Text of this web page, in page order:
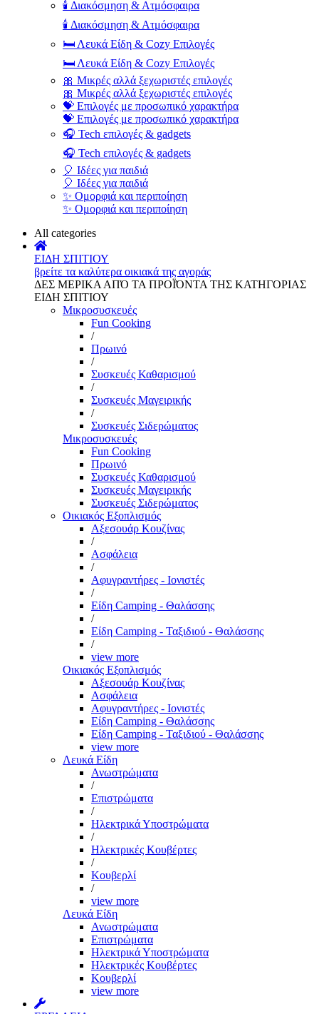
🕯️ Διακόσμηση & Ατμόσφαιρα
🕯️ Διακόσμηση & Ατμόσφαιρα
🛏️ Λευκά Είδη & Cozy Επιλογές
🛏️ Λευκά Είδη & Cozy Επιλογές
🎀 Μικρές αλλά ξεχωριστές επιλογές
🎀 Μικρές αλλά ξεχωριστές επιλογές
💝 Επιλογές με προσωπικό χαρακτήρα
💝 Επιλογές με προσωπικό χαρακτήρα
🎧 Tech επιλογές & gadgets
🎧 Tech επιλογές & gadgets
🎈 Ιδέες για παιδιά
🎈 Ιδέες για παιδιά
✨ Ομορφιά και περιποίηση
✨ Ομορφιά και περιποίηση
All categories
ΕΙΔΗ ΣΠΙΤΙΟΥ
βρείτε τα καλύτερα οικιακά της αγοράς
ΔΕΣ ΜΕΡΙΚΑ ΑΠΌ ΤΑ ΠΡΟΪΌΝΤΑ ΤΗΣ ΚΑΤΗΓΟΡΙΑΣ
ΕΙΔΗ ΣΠΙΤΙΟΥ
Μικροσυσκευές
Fun Cooking
/
Πρωινό
/
Συσκευές Καθαρισμού
/
Συσκευές Μαγειρικής
/
Συσκευές Σιδερώματος
Μικροσυσκευές
Fun Cooking
Πρωινό
Συσκευές Καθαρισμού
Συσκευές Μαγειρικής
Συσκευές Σιδερώματος
Οικιακός Εξοπλισμός
Αξεσουάρ Κουζίνας
/
Ασφάλεια
/
Αφυγραντήρες - Ιονιστές
/
Είδη Camping - Θαλάσσης
/
Είδη Camping - Ταξιδιού - Θαλάσσης
/
view more
Οικιακός Εξοπλισμός
Αξεσουάρ Κουζίνας
Ασφάλεια
Αφυγραντήρες - Ιονιστές
Είδη Camping - Θαλάσσης
Είδη Camping - Ταξιδιού - Θαλάσσης
view more
Λευκά Είδη
Ανωστρώματα
/
Επιστρώματα
/
Ηλεκτρικά Υποστρώματα
/
Ηλεκτρικές Κουβέρτες
/
Κουβερλί
/
view more
Λευκά Είδη
Ανωστρώματα
Επιστρώματα
Ηλεκτρικά Υποστρώματα
Ηλεκτρικές Κουβέρτες
Κουβερλί
view more